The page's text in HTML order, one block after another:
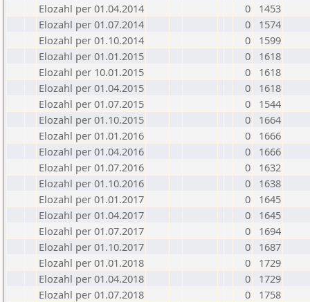
Elozahl per 01.04.2014
0
1453
Elozahl per 01.07.2014
0
1574
Elozahl per 01.10.2014
0
1599
Elozahl per 01.01.2015
0
1618
Elozahl per 10.01.2015
0
1618
Elozahl per 01.04.2015
0
1618
Elozahl per 01.07.2015
0
1544
Elozahl per 01.10.2015
0
1664
Elozahl per 01.01.2016
0
1666
Elozahl per 01.04.2016
0
1666
Elozahl per 01.07.2016
0
1632
Elozahl per 01.10.2016
0
1638
Elozahl per 01.01.2017
0
1645
Elozahl per 01.04.2017
0
1645
Elozahl per 01.07.2017
0
1694
Elozahl per 01.10.2017
0
1687
Elozahl per 01.01.2018
0
1729
Elozahl per 01.04.2018
0
1729
Elozahl per 01.07.2018
0
1758